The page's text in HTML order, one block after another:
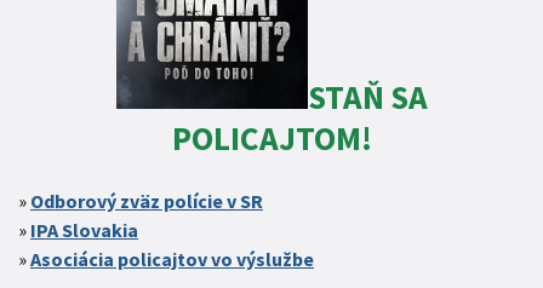
STAŇ SA
POLICAJTOM!
Odborový zväz polície v SR
IPA Slovakia
Asociácia policajtov vo výslužbe